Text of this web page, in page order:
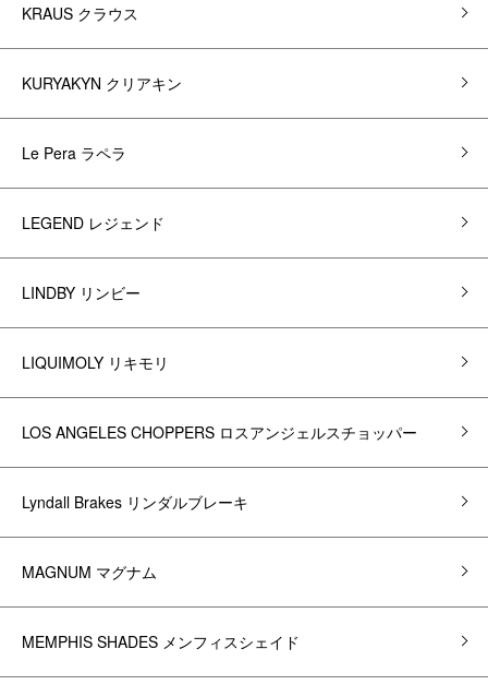
KRAUS クラウス
KURYAKYN クリアキン
Le Pera ラペラ
LEGEND レジェンド
LINDBY リンビー
LIQUIMOLY リキモリ
LOS ANGELES CHOPPERS ロスアンジェルスチョッパー
Lyndall Brakes リンダルブレーキ
MAGNUM マグナム
MEMPHIS SHADES メンフィスシェイド